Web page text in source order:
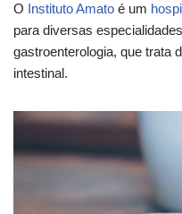
O Instituto Amato é um
para diversas
gastroenterologia, que trata
intestinal.